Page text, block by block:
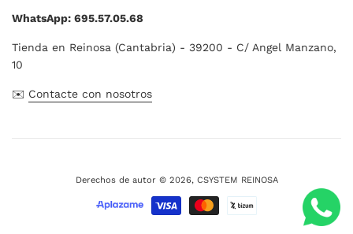
WhatsApp: 695.57.05.68
Tienda en Reinosa (Cantabria) - 39200 - C/ Angel Manzano,
10
✉️ Contacte con nosotros
Derechos de autor © 2026, CSYSTEM REINOSA
Métodos